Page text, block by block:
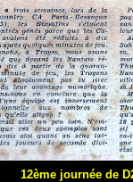
12ème journée de